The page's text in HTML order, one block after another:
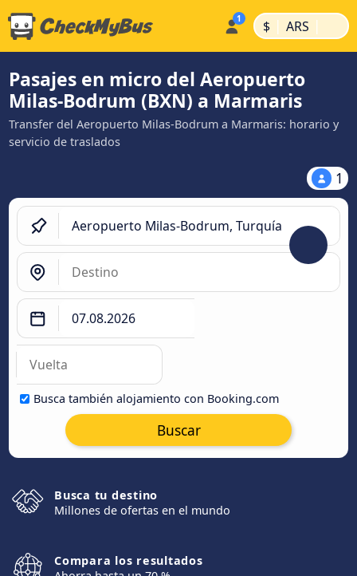
$ | ARS |
Pasajes en micro del Aeropuerto
Milas-Bodrum (BXN) a Marmaris
Transfer del Aeropuerto Milas-Bodrum a Marmaris: horario y
servicio de traslados
1
Busca también alojamiento con Booking.com
Buscar
Busca tu destino
Millones de ofertas en el mundo
Compara los resultados